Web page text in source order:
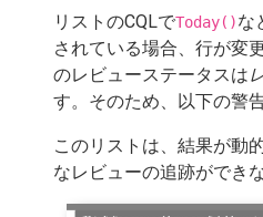
リストのCQLでToday()な
されている場合、行が変
のレビューステータスは
す。そのため、以下の警
このリストは、結果が動
なレビューの追跡ができ